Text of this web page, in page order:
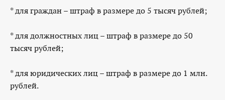
* для граждан – штраф в размере до 5 тысяч рублей;
* для должностных лиц – штраф в размере до 50
тысяч рублей;
* для юридических лиц – штраф в размере до 1 млн.
рублей.